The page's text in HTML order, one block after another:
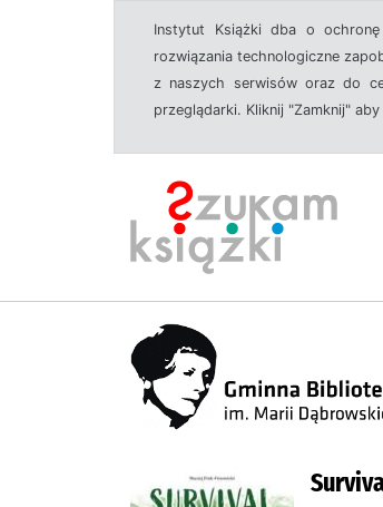
Instytut Książki dba o
rozwiązania technologiczne
z naszych serwisów oraz do
przeglądarki. Kliknij "Zamknij"